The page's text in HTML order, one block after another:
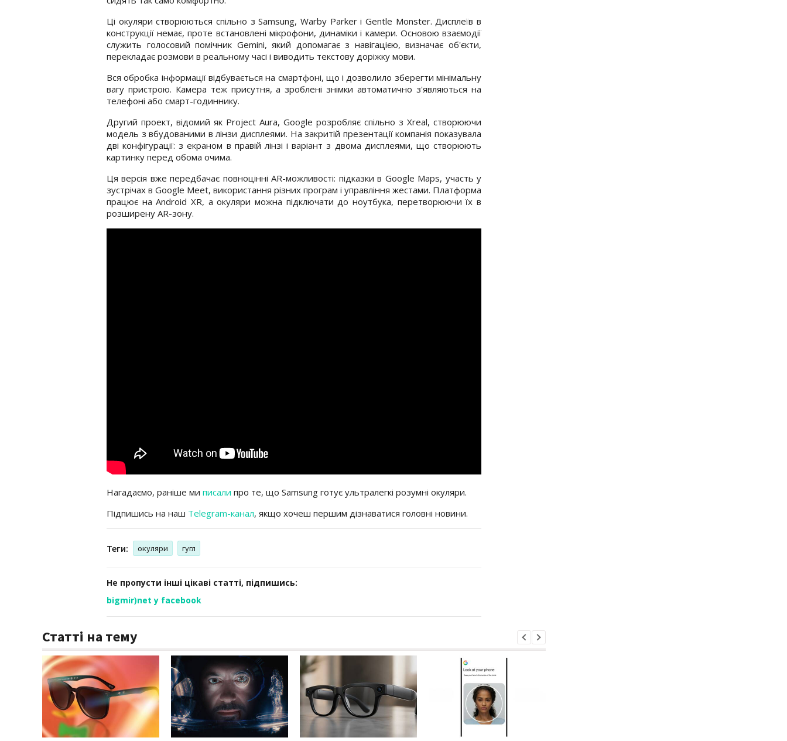
Ці окуляри створюються спільно з Samsung, Warby Parker і Gentle Monster. Дисплеїв в
конструкції немає, проте встановлені мікрофони, динаміки і камери. Основою взаємодії
служить голосовий помічник Gemini, який допомагає з навігацією, визначає об'єкти,
перекладає розмови в реальному часі і виводить текстову доріжку мови.
Вся обробка інформації відбувається на смартфоні, що і дозволило зберегти мінімальну
вагу пристрою. Камера теж присутня, а зроблені знімки автоматично з'являються на
телефоні або смарт-годиннику.
Другий проект, відомий як Project Aura, Google розробляє спільно з Xreal, створюючи
модель з вбудованими в лінзи дисплеями. На закритій презентації компанія показувала
дві конфігурації: з екраном в правій лінзі і варіант з двома дисплеями, що створюють
картинку перед обома очима.
Ця версія вже передбачає повноцінні AR-можливості: підказки в Google Maps, участь у
зустрічах в Google Meet, використання різних програм і управління жестами. Платформа
працює на Android XR, а окуляри можна підключати до ноутбука, перетворюючи їх в
розширену AR-зону.
Нагадаємо, раніше ми писали про те, що Samsung готує ультралегкі розумні окуляри.
Підпишись на наш Telegram-канал, якщо хочеш першим дізнаватися головні новини.
Теги: окуляри гугл
Не пропусти інші цікаві статті, підпишись:
bigmir)net у facebook
Статті на тему